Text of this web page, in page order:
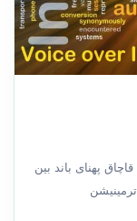
پهنای باند بین